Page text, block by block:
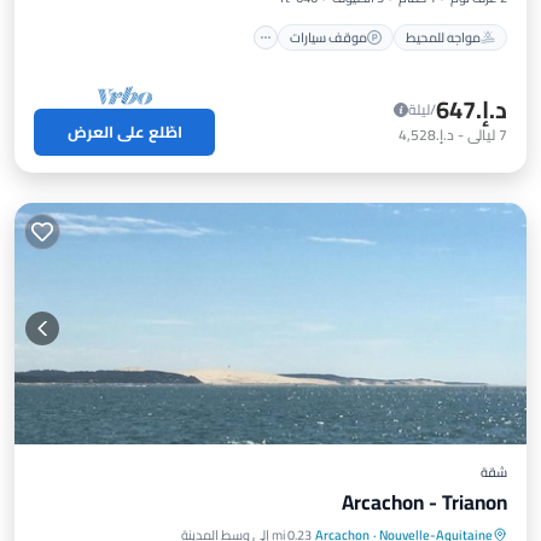
مواجه للمحيط
موقف سيارات
د.إ.‏647
/ليلة
7ليالي- د.إ.‏4,528 اطّلع على العرض
شقة
Arcachon - Trianon
Nouvelle-Aquitaine
·
Arcachon0.23 mi إلى وسط المدينة